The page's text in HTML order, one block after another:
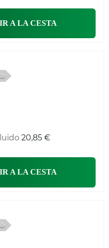
A LA CESTA
20,85 €
A LA CESTA